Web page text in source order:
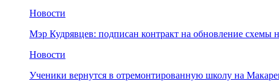
Новости
Мэр Кудрявцев: подписан контракт на обновление схемы
Новости
Ученики вернутся в отремонтированную школу на